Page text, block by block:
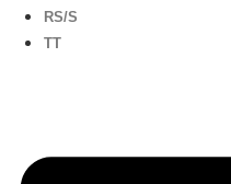
RS/S
TT